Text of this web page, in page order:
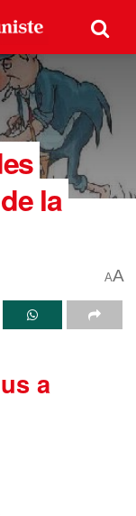
la
AA
a